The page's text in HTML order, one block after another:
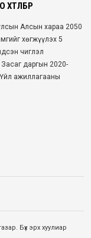
Алсын хараа 2050
хөгжүүлэх 5
чиглэл
Засаг даргын 2020-
ажиллагааны
Бүх эрх хуулиар